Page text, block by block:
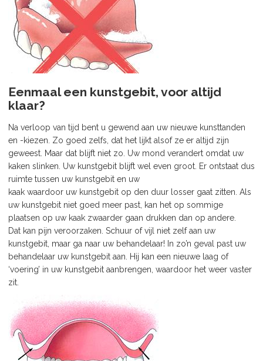
Eenmaal een kunstgebit, voor altijd
klaar?
Na verloop van tijd bent u gewend aan uw nieuwe kunsttanden
en -kiezen. Zo goed zelfs, dat het lijkt alsof ze er altijd zijn
geweest. Maar dat blijft niet zo. Uw mond verandert omdat uw
kaken slinken. Uw kunstgebit blijft wel even groot. Er ontstaat dus
ruimte tussen uw kunstgebit en uw
kaak waardoor uw kunstgebit op den duur losser gaat zitten. Als
uw kunstgebit niet goed meer past, kan het op sommige
plaatsen op uw kaak zwaarder gaan drukken dan op andere.
Dat kan pijn veroorzaken. Schuur of vijl niet zelf aan uw
kunstgebit, maar ga naar uw behandelaar! In zo’n geval past uw
behandelaar uw kunstgebit aan. Hij kan een nieuwe laag of
‘voering’ in uw kunstgebit aanbrengen, waardoor het weer vaster
zit.